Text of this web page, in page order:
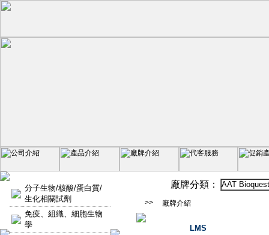
分子生物/核酸/蛋白質/
生化相關試劑
免疫、組織、細胞生物
學
廠牌分類： AAT Bioquest
>> 廠牌介紹
LMS